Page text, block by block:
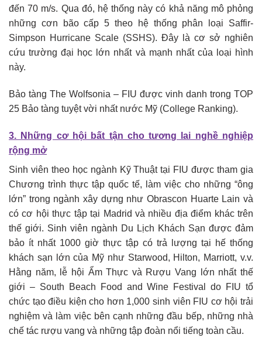
đến 70 m/s. Qua đó, hệ thống này có khả năng mô phỏng
những cơn bão cấp 5 theo hệ thống phân loại Saffir-
Simpson Hurricane Scale (SSHS). Đây là cơ sở nghiên
cứu trường đại học lớn nhất và mạnh nhất của loại hình
này.
Bảo tàng The Wolfsonia – FIU được vinh danh trong TOP
25 Bảo tàng tuyệt vời nhất nước Mỹ (College Ranking).
3. Những cơ hội bất tận cho tương lai nghề nghiệp
rộng mở
Sinh viên theo học ngành Kỹ Thuật tại FIU được tham gia
Chương trình thực tập quốc tế, làm việc cho những “ông
lớn” trong ngành xây dựng như Obrascon Huarte Lain và
có cơ hội thực tập tại Madrid và nhiều địa điểm khác trên
thế giới. Sinh viên ngành Du Lịch Khách Sạn được đảm
bảo ít nhất 1000 giờ thực tập có trả lượng tại hế thống
khách sạn lớn của Mỹ như Starwood, Hilton, Marriott, v.v.
Hằng năm, lễ hội Ẩm Thực và Rượu Vang lớn nhất thế
giới – South Beach Food and Wine Festival do FIU tổ
chức tạo điều kiện cho hơn 1,000 sinh viên FIU cơ hội trải
nghiệm và làm việc bên cạnh những đầu bếp, những nhà
chế tác rượu vang và những tập đoàn nổi tiếng toàn cầu.